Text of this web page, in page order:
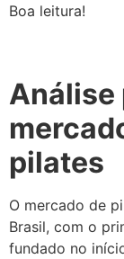
Boa leitura!
Análise
pilates
O mercado de
Brasil, com o
fundado no